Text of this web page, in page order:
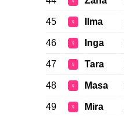
45 ♀ Ilma
46 ♀ Inga
47 ♀ Tara
48 ♀ Masa
49 ♀ Mira